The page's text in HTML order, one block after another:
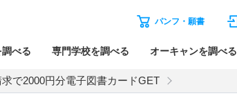
パンフ・願書
べる 専門学校を調べる オーキャンを調べる
求で2000円分電子図書カードGET